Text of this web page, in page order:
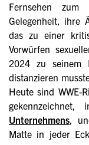
Fernsehen
Gelegenheit, ihre
das zu einer
Vorwürfen
2024 zu seinem
distanzieren
Heute sind WWE-
Unternehmens,
Matte in jeder